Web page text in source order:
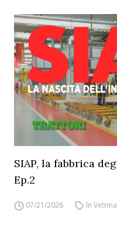
SIAP, la fabbrica
Ep.2
07/21/2026 In Vetrina